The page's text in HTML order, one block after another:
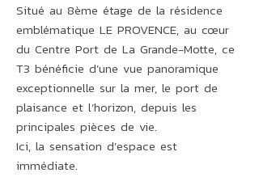
Situé au 8ème étage de la résidence
emblématique LE PROVENCE, au cœur
du Centre Port de La Grande-Motte, ce
T3 bénéficie d’une vue panoramique
exceptionnelle sur la mer, le port de
plaisance et l’horizon, depuis les
principales pièces de vie.
Ici, la sensation d’espace est
immédiate.